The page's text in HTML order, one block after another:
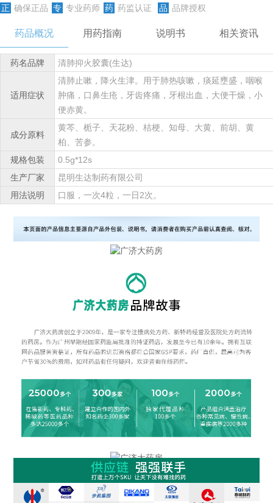
正 确保正品 专 专业药师 药 药监认证 品 品牌授权
药品概况 用药指南 说明书 相关资讯
药名品牌 清肺抑火胶囊(生达)
适用症状
清肺止嗽，降火生津。用于肺热咳嗽，痰延壅盛，咽喉
肿痛，口鼻生疮，牙齿疼痛，牙根出血，大便干燥，小
便赤黄。
成分原料
黄芩、栀子、天花粉、桔梗、知母、大黄、前胡、黄
柏、苦参。
规格包装
0.5g*12s
生产厂家
昆明生达制药有限公司
用法说明
口服，一次4粒，一日2次。